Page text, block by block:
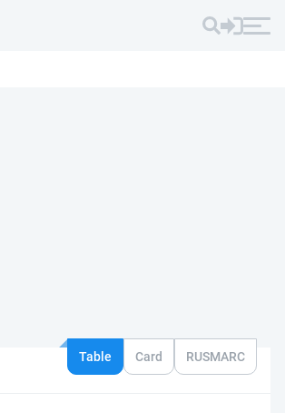
Table Card RUSMARC